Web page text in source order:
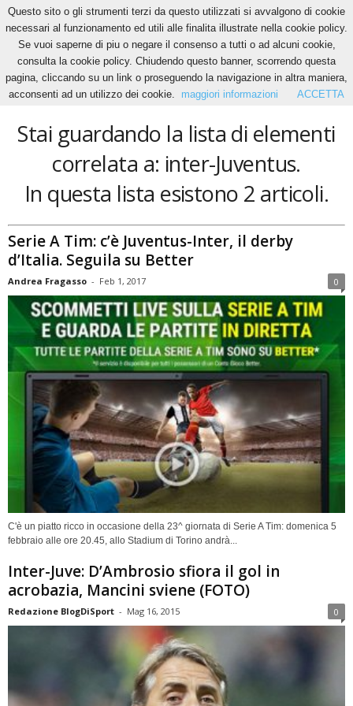
Home Tags Inter-Juventus
inter-Juventus
Stai guardando la lista di elementi
correlata a: inter-Juventus.
In questa lista esistono 2 articoli.
Serie A Tim: c’è Juventus-Inter, il derby
d’Italia. Seguila su Better
Andrea Fragasso - Feb 1, 2017 0
C'è un piatto ricco in occasione della 23^ giornata di Serie A Tim: domenica 5
febbraio alle ore 20.45, allo Stadium di Torino andrà...
Inter-Juve: D’Ambrosio sfiora il gol in
acrobazia, Mancini sviene (FOTO)
Redazione BlogDiSport - Mag 16, 2015 0
Questo sito o gli strumenti terzi da questo utilizzati si avvalgono di cookie
necessari al funzionamento ed utili alle finalita illustrate nella cookie policy.
Se vuoi saperne di piu o negare il consenso a tutti o ad alcuni cookie,
consulta la cookie policy. Chiudendo questo banner, scorrendo questa
pagina, cliccando su un link o proseguendo la navigazione in altra maniera,
acconsenti ad un utilizzo dei cookie.
maggiori informazioni ACCETTA